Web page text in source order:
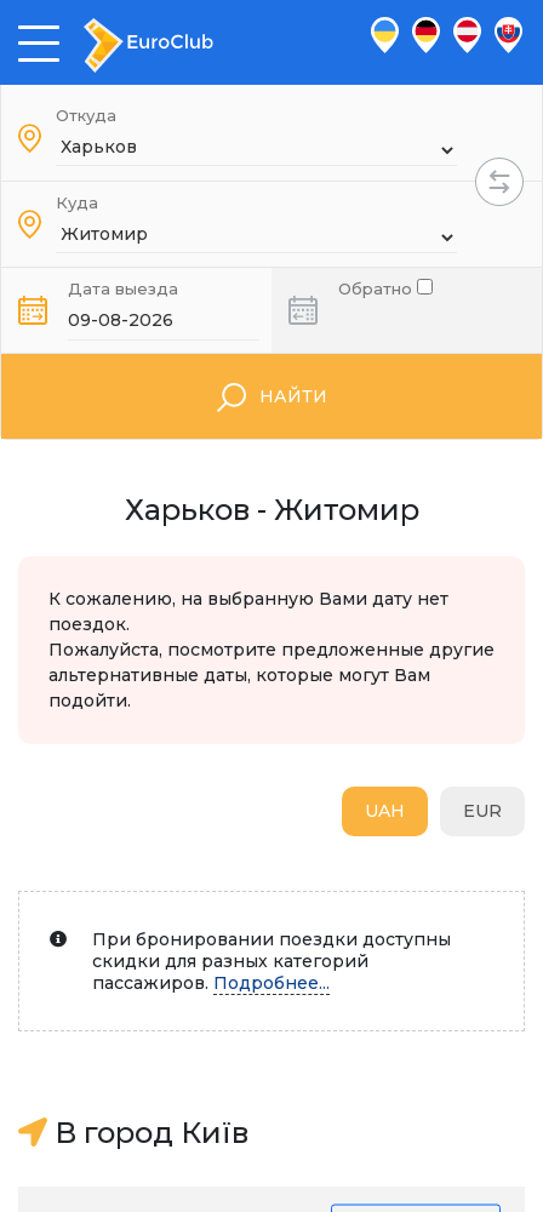
Откуда
Куда
Дата выезда Обратно
НАЙТИ
Харьков - Житомир
К сожалению, на выбранную Вами дату нет
поездок.
Пожалуйста, посмотрите предложенные другие
альтернативные даты, которые могут Вам
подойти.
EUR
UAH
При бронировании поездки доступны
скидки для разных категорий
пассажиров. Подробнее...
В город Київ